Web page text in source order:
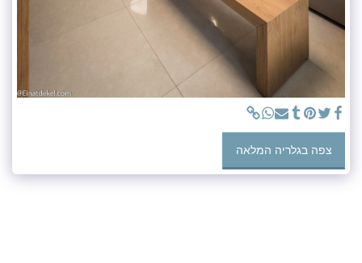
צפה בגלריה המלאה